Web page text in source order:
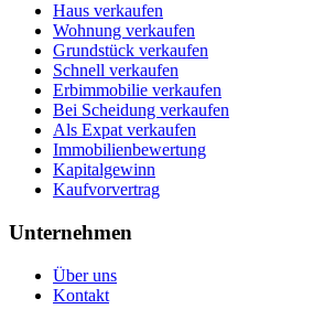
Haus verkaufen
Wohnung verkaufen
Grundstück verkaufen
Schnell verkaufen
Erbimmobilie verkaufen
Bei Scheidung verkaufen
Als Expat verkaufen
Immobilienbewertung
Kapitalgewinn
Kaufvorvertrag
Unternehmen
Über uns
Kontakt